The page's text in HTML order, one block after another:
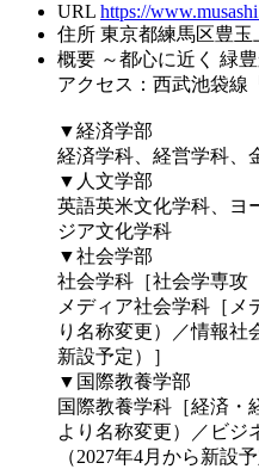
URL https://
住所 東京都練馬区豊玉
概要 ～都心に近く 緑
アクセス：西武池袋線
▼経済学部
経済学科、経営学科、
▼人文学部
英語英米文化学科、ヨ
ジア文化学科
▼社会学部
社会学科［社会学専攻
メディア社会学科［メ
り名称変更）／情報社
新設予定）］
▼国際教養学部
国際教養学科［経済・
より名称変更）／ビジ
（2027年4月から新設